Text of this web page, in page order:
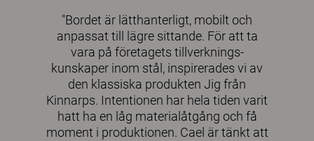
"Bordet är lätthanterligt, mobilt och
anpassat till lägre sittande. För att ta
vara på företagets tillverknings-
kunskaper inom stål, inspirerades vi av
den klassiska produkten Jig från
Kinnarps. Intentionen har hela tiden varit
hatt ha en låg materialåtgång och få
moment i produktionen. Cael är tänkt att